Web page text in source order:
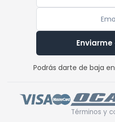
Podrás darte de baja
Términos y